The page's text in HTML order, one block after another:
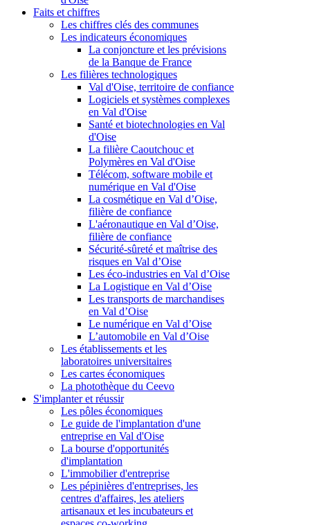
Faits et chiffres
Les chiffres clés des communes
Les indicateurs économiques
La conjoncture et les prévisions
de la Banque de France
Les filières technologiques
Val d'Oise, territoire de confiance
Logiciels et systèmes complexes
en Val d'Oise
Santé et biotechnologies en Val
d'Oise
La filière Caoutchouc et
Polymères en Val d'Oise
Télécom, software mobile et
numérique en Val d'Oise
La cosmétique en Val d’Oise,
filière de confiance
L'aéronautique en Val d’Oise,
filière de confiance
Sécurité-sûreté et maîtrise des
risques en Val d’Oise
Les éco-industries en Val d’Oise
La Logistique en Val d’Oise
Les transports de marchandises
en Val d’Oise
Le numérique en Val d’Oise
L’automobile en Val d’Oise
Les établissements et les
laboratoires universitaires
Les cartes économiques
La photothèque du Ceevo
S'implanter et réussir
Les pôles économiques
Le guide de l'implantation d'une
entreprise en Val d'Oise
La bourse d'opportunités
d'implantation
L'immobilier d'entreprise
Les pépinières d'entreprises, les
centres d'affaires, les ateliers
artisanaux et les incubateurs et